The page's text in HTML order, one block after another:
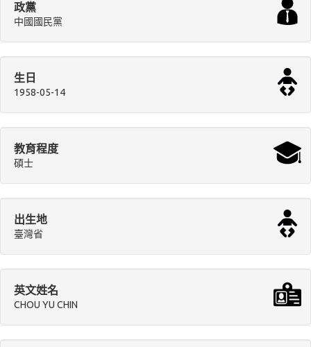
政黨
中國國民黨
生日
1958-05-14
教育程度
碩士
出生地
臺灣省
英文姓名
CHOU YU CHIN